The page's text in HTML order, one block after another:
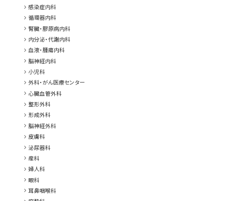
chevron_right 感染症内科
chevron_right 循環器内科
chevron_right 腎臓・膠原病内科
chevron_right 内分泌・代謝内科
chevron_right 血液・腫瘍内科
chevron_right 脳神経内科
chevron_right 小児科
chevron_right 外科・がん医療センター
chevron_right 心臓血管外科
chevron_right 整形外科
chevron_right 形成外科
chevron_right 脳神経外科
chevron_right 皮膚科
chevron_right 泌尿器科
chevron_right 産科
chevron_right 婦人科
chevron_right 眼科
chevron_right 耳鼻咽喉科